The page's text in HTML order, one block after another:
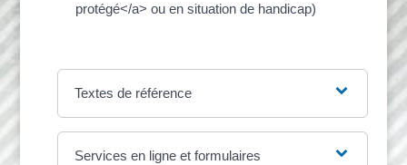
protégé</a> ou en situation de handicap)
Textes de référence
Services en ligne et formulaires